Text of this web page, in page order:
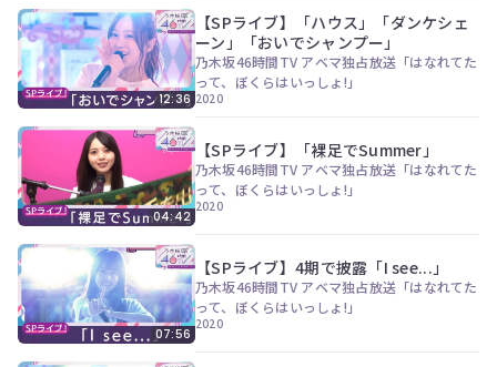
12:36
【SPライブ】「ハウス」「ダンケシェ
ーン」「おいでシャンプー」
乃木坂46時間TV アベマ独占放送「はなれてた
って、ぼくらはいっしょ!」
2020
04:42
【SPライブ】「裸足でSummer」
乃木坂46時間TV アベマ独占放送「はなれてた
って、ぼくらはいっしょ!」
2020
07:56
【SPライブ】4期で披露「I see...」
乃木坂46時間TV アベマ独占放送「はなれてた
って、ぼくらはいっしょ!」
2020